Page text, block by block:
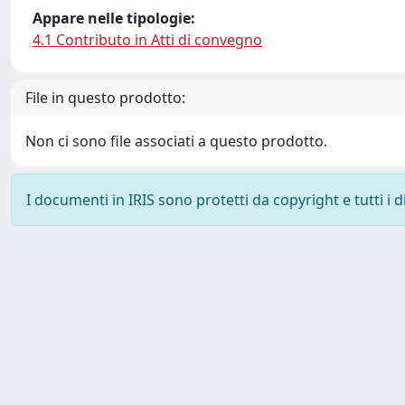
Appare nelle tipologie:
4.1 Contributo in Atti di convegno
File in questo prodotto:
Non ci sono file associati a questo prodotto.
I documenti in IRIS sono protetti da copyright e tutti i